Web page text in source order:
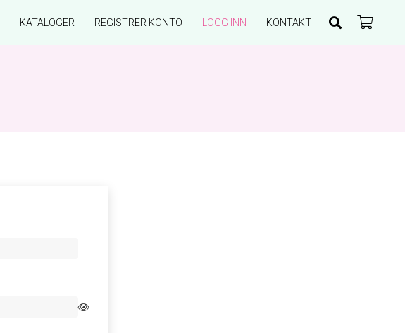
KATALOGER REGISTRER KONTO LOGG INN KONTAKT